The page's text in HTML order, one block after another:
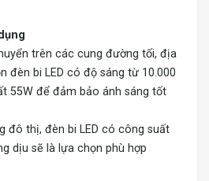
trên các cung đường tối, địa
đèn bi LED có độ sáng từ 10.000
55W để đảm bảo ánh sáng tốt
đô thị, đèn bi LED có công suất
dịu sẽ là lựa chọn phù hợp